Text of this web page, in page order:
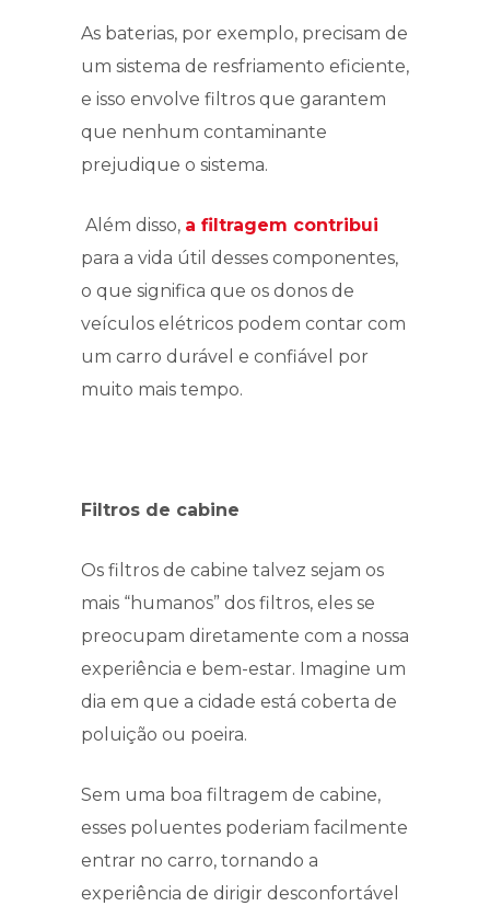
As baterias, por exemplo, precisam de
um sistema de resfriamento eficiente,
e isso envolve filtros que garantem
que nenhum contaminante
prejudique o sistema.
Além disso, a filtragem contribui
para a vida útil desses componentes,
o que significa que os donos de
veículos elétricos podem contar com
um carro durável e confiável por
muito mais tempo.
Filtros de cabine
Os filtros de cabine talvez sejam os
mais “humanos” dos filtros, eles se
preocupam diretamente com a nossa
experiência e bem-estar. Imagine um
dia em que a cidade está coberta de
poluição ou poeira.
Sem uma boa filtragem de cabine,
esses poluentes poderiam facilmente
entrar no carro, tornando a
experiência de dirigir desconfortável